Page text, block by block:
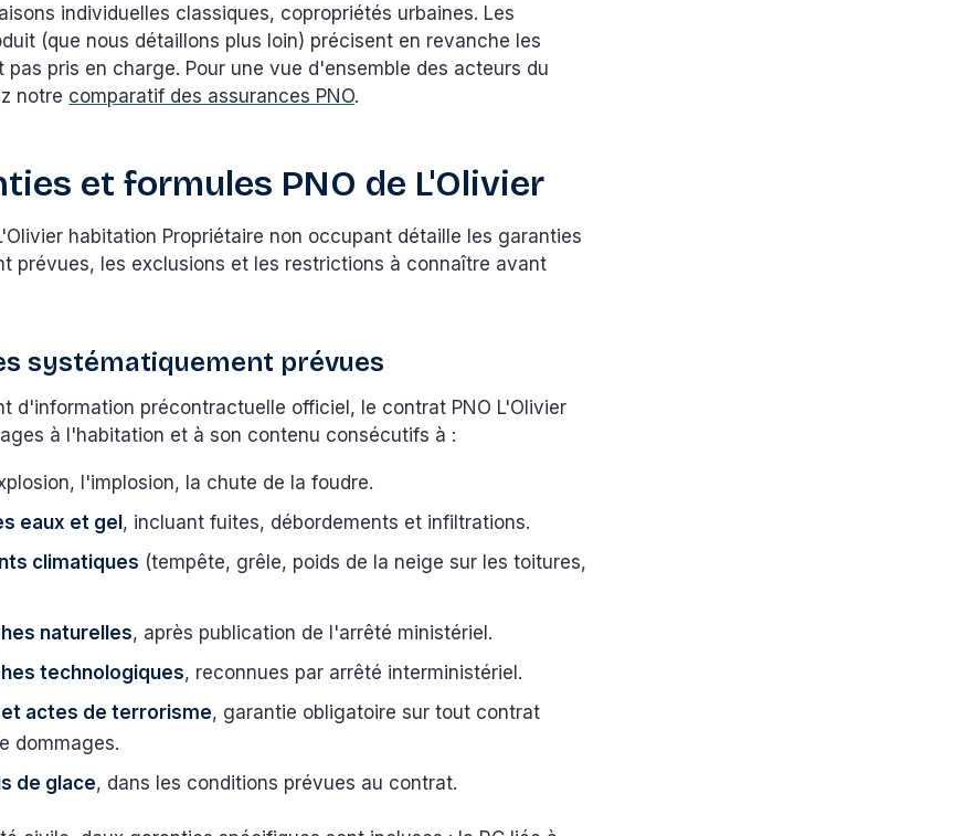
individuelles classiques, copropriétés urbaines. Les
(que nous détaillons plus loin) précisent en revanche les
pas pris en charge. Pour une vue d'ensemble des acteurs du
notre comparatif des assurances PNO.
et formules PNO de L'Olivier
habitation Propriétaire non occupant détaille les garanties
prévues, les exclusions et les restrictions à connaître avant
systématiquement prévues
d'information précontractuelle officiel, le contrat PNO L'Olivier
à l'habitation et à son contenu consécutifs à :
l'implosion, la chute de la foudre.
eaux et gel, incluant fuites, débordements et infiltrations.
climatiques (tempête, grêle, poids de la neige sur les toitures,
naturelles, après publication de l'arrêté ministériel.
technologiques, reconnues par arrêté interministériel.
actes de terrorisme, garantie obligatoire sur tout contrat
dommages.
de glace, dans les conditions prévues au contrat.